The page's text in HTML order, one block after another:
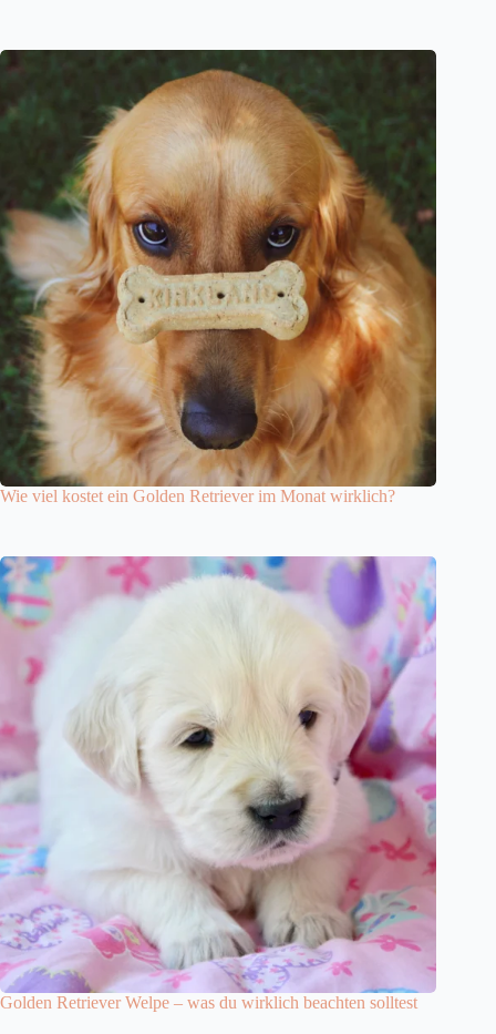
Wie viel kostet ein Golden Retriever im Monat wirklich?
Golden Retriever Welpe – was du wirklich beachten solltest